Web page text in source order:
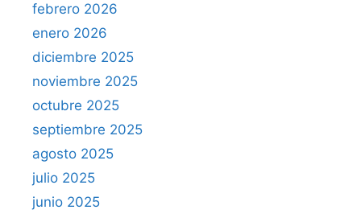
febrero 2026
enero 2026
diciembre 2025
noviembre 2025
octubre 2025
septiembre 2025
agosto 2025
julio 2025
junio 2025